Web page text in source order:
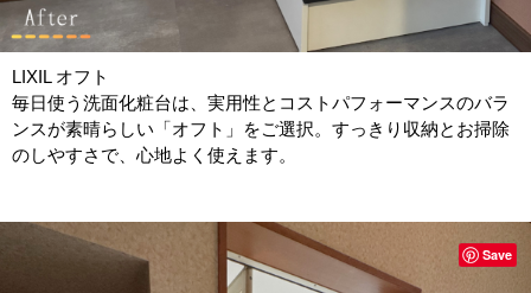
LIXIL オフト
毎日使う洗面化粧台は、実用性とコストパフォーマンスのバラ
ンスが素晴らしい「オフト」をご選択。すっきり収納とお掃除
のしやすさで、心地よく使えます。
Save